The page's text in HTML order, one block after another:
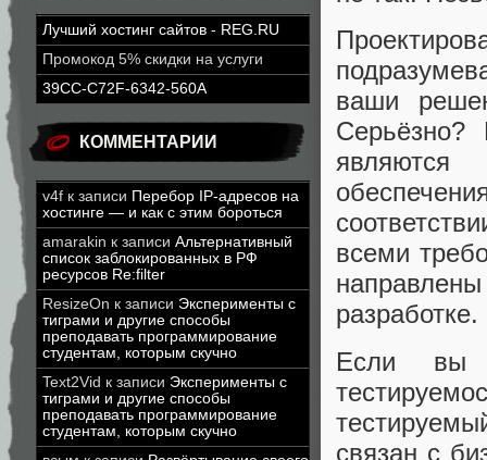
Лучший хостинг сайтов - REG.RU
Промокод 5% скидки на услуги
39CC-C72F-6342-560A
КОММЕНТАРИИ
v4f к записи Перебор IP-адресов на
хостинге — и как с этим бороться
amarakin к записи Альтернативный
список заблокированных в РФ
ресурсов Re:filter
ResizeOn к записи Эксперименты с
тиграми и другие способы
преподавать программирование
студентам, которым скучно
Text2Vid к записи Эксперименты с
тиграми и другие способы
преподавать программирование
студентам, которым скучно
ваши
Серьёзно?
являются
всеми
разработке.
Если вы
связан с